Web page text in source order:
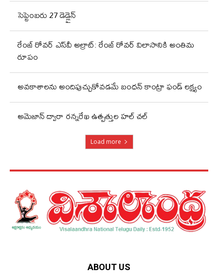
సెప్టెంబరు 27 డెడ్లైన్
రేంజ్ రోవర్ ఎస్‌వీ అల్రాట్: రేంజ్ రోవర్ విలాసానికి అంతిమ
రూపం
అవకాశాలను అందిపుచ్చుకోవడమే బంధన్ కాంట్రా ఫండ్ లక్ష్యం
అమెజాన్ ద్వారా రన్నరేఖ ఉత్పత్తుల హల్ చల్
Load more
ABOUT US